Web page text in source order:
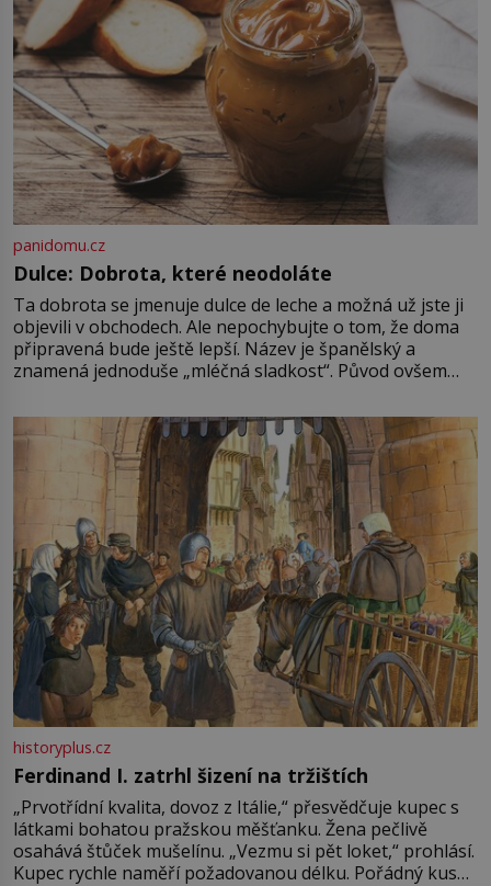
vrahů, Jeffrey Dahmer (1960–1994).
Je 27. května 1991. […]
panidomu.cz
Dulce: Dobrota, které neodoláte
Ta dobrota se jmenuje dulce de leche a možná už jste ji
objevili v obchodech. Ale nepochybujte o tom, že doma
připravená bude ještě lepší. Název je španělský a
znamená jednoduše „mléčná sladkost“. Původ ovšem
pře hned několik latinskoamerických zemí a k tomu
Francie, kde se traduje,
historyplus.cz
Ferdinand I. zatrhl šizení na tržištích
„Prvotřídní kvalita, dovoz z Itálie,“ přesvědčuje kupec s
látkami bohatou pražskou měšťanku. Žena pečlivě
osahává štůček mušelínu. „Vezmu si pět loket,“ prohlásí.
Kupec rychle naměří požadovanou délku. Pořádný kus